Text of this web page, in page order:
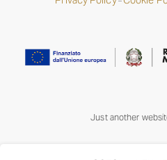
Just another